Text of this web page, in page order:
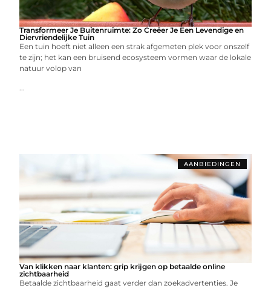
Transformeer Je Buitenruimte: Zo Creëer Je Een Levendige en
Diervriendelijke Tuin
Een tuin hoeft niet alleen een strak afgemeten plek voor onszelf
te zijn; het kan een bruisend ecosysteem vormen waar de lokale
natuur volop van
...
AANBIEDINGEN
Van klikken naar klanten: grip krijgen op betaalde online
zichtbaarheid
Betaalde zichtbaarheid gaat verder dan zoekadvertenties. Je